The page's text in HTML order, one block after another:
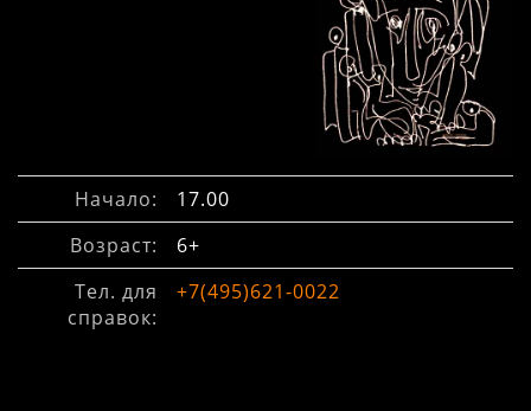
Начало:
17.00
Возраст:
6+
Тел. для
справок:
+7(495)621-0022